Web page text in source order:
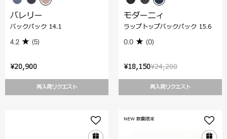
¥20,900
再入荷リクエスト
バレリー
バックパック 14.1
4.2 (5)
¥24,200
¥18,150
再入荷リクエスト
モダーニィ
ラップトップバックパック 15.6
0.0 (0)
NEW 数量限定